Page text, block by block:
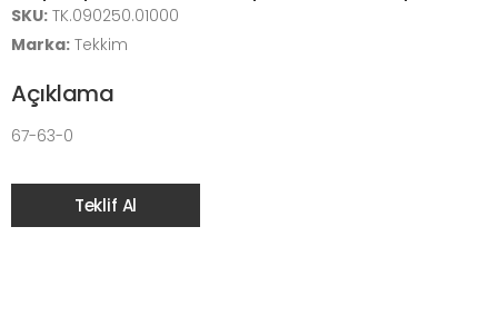
SKU: TK.090250.01000
Marka: Tekkim
Açıklama
67-63-0
Teklif Al